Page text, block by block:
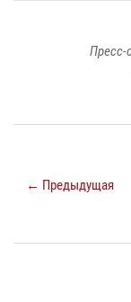
Пресс-
← Предыдущая